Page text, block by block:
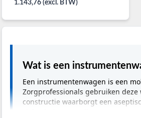
1.143,76 (excl. BTW)
Wat is een
Een instrumentenwagen is een
Zorgprofessionals gebruiken
constructie waarborgt een